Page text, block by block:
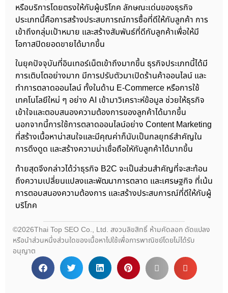
หรือบริการโดยตรงให้กับผู้บริโภค ลักษณะเด่นของธุรกิจ
ประเภทนี้คือการสร้างประสบการณ์การซื้อที่ดีให้กับลูกค้า การ
เข้าถึงกลุ่มเป้าหมาย และสร้างสัมพันธ์ที่ดีกับลูกค้าเพื่อให้มี
โอกาสปิดยอดขายได้มากขึ้น
ในยุคปัจจุบันที่อินเทอร์เน็ตเข้าถึงมากขึ้น ธุรกิจประเภทนี้ได้มี
การเติบโตอย่างมาก มีการปรับตัวมาเปิดร้านค้าออนไลน์ และ
ทำการตลาดออนไลน์ ทั้งในด้าน E-Commerce หรือการใช้
เทคโนโลยีใหม่ ๆ อย่าง AI เข้ามาวิเคราะห์ข้อมูล ช่วยให้ธุรกิจ
เข้าใจและตอบสนองความต้องการของลูกค้าได้มากขึ้น
นอกจากนี้การใช้การตลาดออนไลน์อย่าง Content Marketing
ที่สร้างเนื้อหาน่าสนใจและมีคุณค่าก็นับเป็นกลยุทธ์สำคัญใน
การดึงดูด และสร้างความน่าเชื่อถือใหักับลูกค้าได้มากขึ้น
ท้ายสุดจึงกล่าวได้ว่าธุรกิจ B2C จะเป็นส่วนสำคัญที่จะสะท้อน
ถึงความเปลี่ยนแปลงและพัฒนาการตลาด และเศรษฐกิจ ที่เน้น
การตอบสนองความต้องการ และสร้างประสบการณ์ที่ดีให้กับผู้
บริโภค
©2026Thai Top SEO Co., Ltd. สงวนลิขสิทธิ์ ห้ามคัดลอก ดัดแปลง
หรือนำส่วนหนึ่งส่วนใดของเนื้อหาไปใช้เพื่อการพาณิชย์โดยไม่ได้รับ
อนุญาต